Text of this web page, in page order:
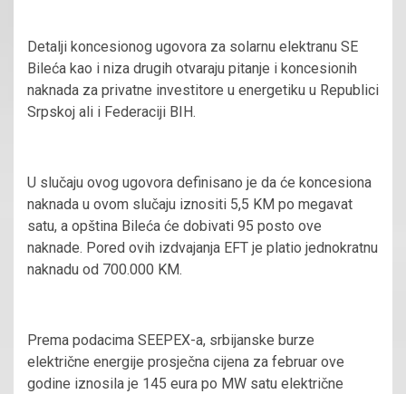
Detalji koncesionog ugovora za solarnu elektranu SE
Bileća kao i niza drugih otvaraju pitanje i koncesionih
naknada za privatne investitore u energetiku u Republici
Srpskoj ali i Federaciji BIH.
U slučaju ovog ugovora definisano je da će koncesiona
naknada u ovom slučaju iznositi 5,5 KM po megavat
satu, a opština Bileća će dobivati 95 posto ove
naknade. Pored ovih izdvajanja EFT je platio jednokratnu
naknadu od 700.000 KM.
Prema podacima SEEPEX-a, srbijanske burze
električne energije prosječna cijena za februar ove
godine iznosila je 145 eura po MW satu električne